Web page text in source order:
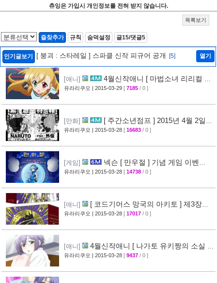
츄잉은 가입시 개인정보를 전혀 받지 않습니다.
목록보기
즐찾추가 규칙 숨덕설정 글15/댓글5
인기글보기 [ 붕괴 : 스타레일 ] 스파클 신작 피규어 공개 [5] 열기
[애니]
4월신작애니 [ 마법소녀 리리컬 나
노하 ViVid ] PV 영상 공개
유라리쿠오 | 2015-03-29 [ 7185 / 0 ]
[만화]
[ 주간소년점프 ] 2015년 4월 2일
신간목록 표지공개 + [ 나루토 ] 외전만화 연재
유라리쿠오 | 2015-03-28 [ 16683 / 0 ]
[게임]
넥슨 [ 만우절 ] 기념 게임 이벤
트 [63]
유라리쿠오 | 2015-03-28 [ 14738 / 0 ]
[애니]
[ 코드기어스 망국의 아키토 ] 제3장
CM 영상 + [ 코드기어스 반역의 를르슈 ] BD-
유라리쿠오 | 2015-03-28 [ 17017 / 0 ]
[애니]
4월신작애니 [ 나가토 유키짱의 소실 ]
PV 영상 공개 [35]
유라리쿠오 | 2015-03-28 [ 9437 / 0 ]